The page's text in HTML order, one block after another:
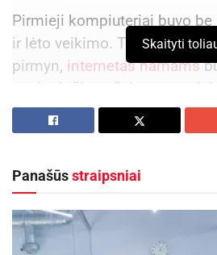
Pirmieji kompiuteriai buvo
ir lėto veikimo.
pirmyn, internetas namams
pasiturinčiose šeimose, o
praktiškai kiekvienas
ūkis.
Aktualios naujienos
Netrukus Zarasuose –
kursai su aktore
Skaityti
Panašūsstraipsniai